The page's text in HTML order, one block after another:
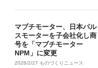
マブチモーター、日本パル
スモーターを子会社化し商
号を「マブチモーター
NPM」に変更
2026/2/27 ものづくりニュース